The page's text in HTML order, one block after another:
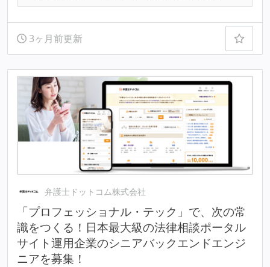
3ヶ月前更新
弁護士ドットコム株式会社
「プロフェッショナル・テック」で、次の常
識をつくる！日本最大級の法律相談ポータル
サイト運用企業のシニアバックエンドエンジ
ニアを募集！